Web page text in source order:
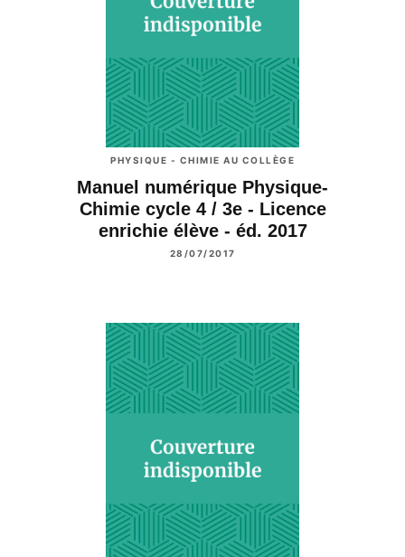
PHYSIQUE - CHIMIE AU COLLÈGE
Manuel numérique Physique-
Chimie cycle 4 / 3e - Licence
enrichie élève - éd. 2017
28/07/2017